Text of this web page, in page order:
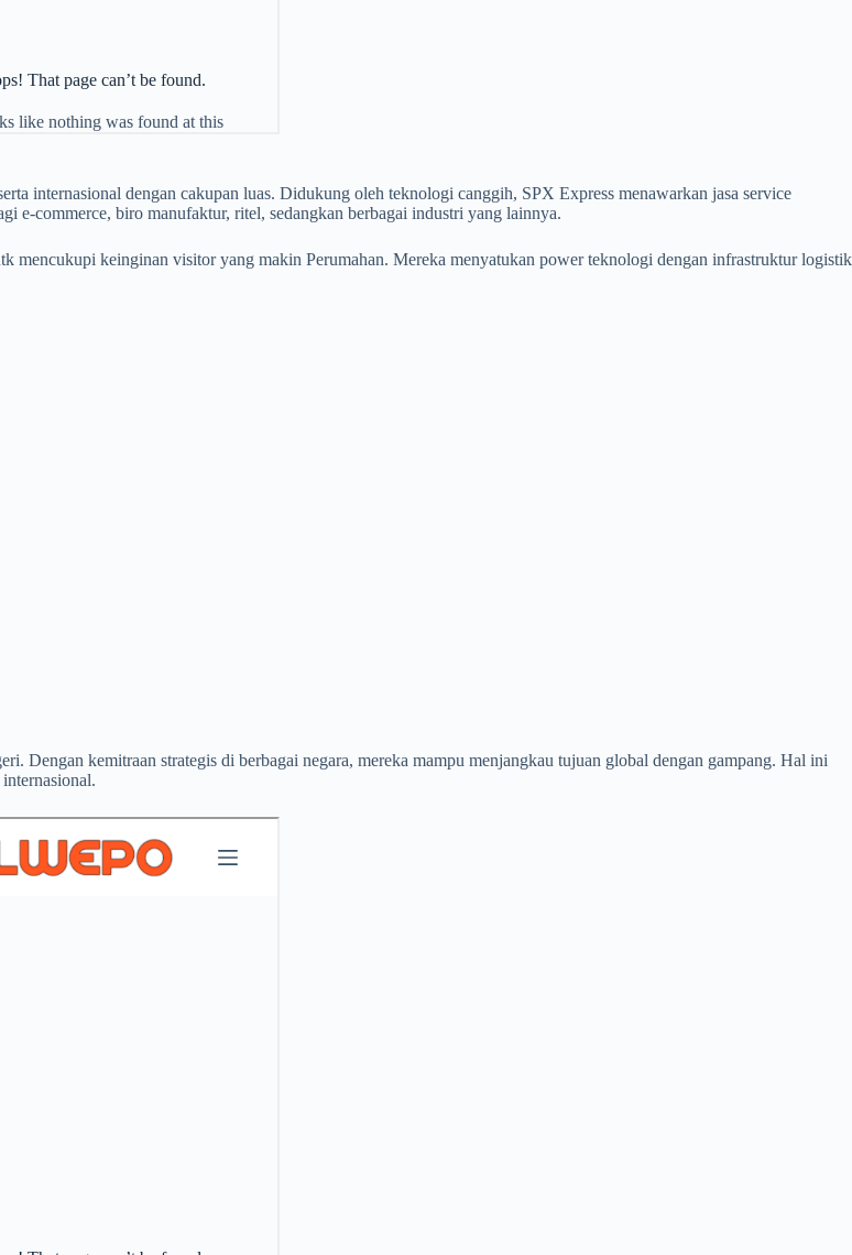
internasional dengan cakupan luas. Didukung oleh teknologi canggih, SPX Express menawarkan jasa service
e-commerce, biro manufaktur, ritel, sedangkan berbagai industri yang lainnya.
mencukupi keinginan visitor yang makin Perumahan. Mereka menyatukan power teknologi dengan infrastruktur logistik
Dengan kemitraan strategis di berbagai negara, mereka mampu menjangkau tujuan global dengan gampang. Hal ini